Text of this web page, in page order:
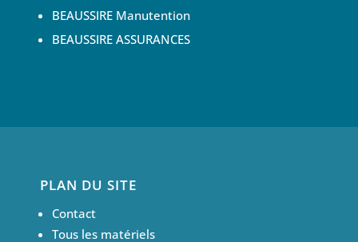
BEAUSSIRE Manutention
BEAUSSIRE ASSURANCES
PLAN DU SITE
Contact
Tous les matériels